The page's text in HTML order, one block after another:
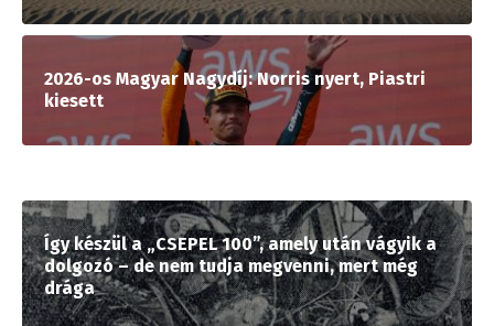
2026-os Magyar Nagydíj: Norris nyert, Piastri
kiesett
Így készül a „CSEPEL 100”, amely után vágyik a
dolgozó – de nem tudja megvenni, mert még
drága